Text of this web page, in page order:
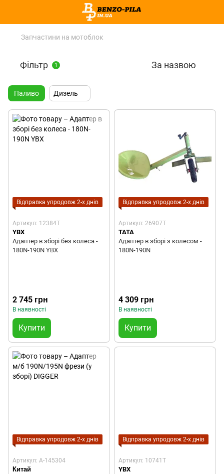
Запчастини на мотоблок
Фільтр 1 За назвою
Паливо Дизель
Відправка упродовж 2-х днів
Артикул: 12384T
YBX
Адаптер в зборі без колеса -
180N-190N YBX
2 745 грн
В наявності
Купити
Відправка упродовж 2-х днів
Артикул: 26907T
TATA
Адаптер в зборі з колесом -
180N-190N
4 309 грн
В наявності
Купити
Відправка упродовж 2-х днів
Артикул: A-145304
Китай
Відправка упродовж 2-х днів
Артикул: 10741T
YBX